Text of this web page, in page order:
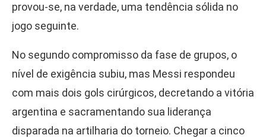
provou-se, na verdade, uma tendência sólida no
jogo seguinte.
No segundo compromisso da fase de grupos, o
nível de exigência subiu, mas Messi respondeu
com mais dois gols cirúrgicos, decretando a vitória
argentina e sacramentando sua liderança
disparada na artilharia do torneio. Chegar a cinco